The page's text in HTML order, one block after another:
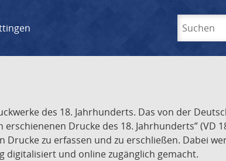
des 18. Jahrhunderts. Das von der
Drucke des 18. Jahrhunderts” (VD
zu erfassen und zu erschließen. Dabei
und online zugänglich gemacht.